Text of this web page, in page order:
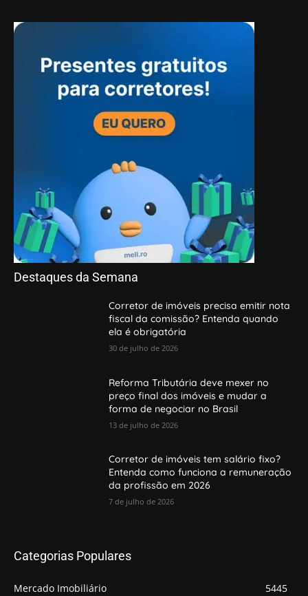
Destaques da Semana
Corretor de imóveis precisa emitir nota
fiscal da comissão? Entenda quando
ela é obrigatória
30 de julho de 2026
Reforma Tributária deve mexer no
preço final dos imóveis e mudar a
forma de negociar no Brasil
13 de julho de 2026
Corretor de imóveis tem salário fixo?
Entenda como funciona a remuneração
da profissão em 2026
7 de julho de 2026
Categorias Populares
Mercado Imobiliário
5445